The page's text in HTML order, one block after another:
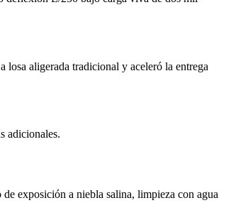
aligerada tradicional y aceleró la entrega
adicionales.
exposición a niebla salina, limpieza con agua